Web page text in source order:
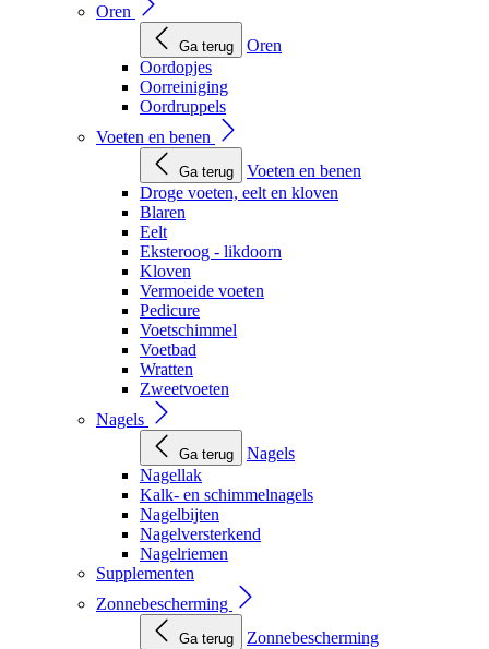
Oren
Ga terug
Oren
Oordopjes
Oorreiniging
Oordruppels
Voeten en benen
Ga terug
Voeten en benen
Droge voeten, eelt en kloven
Blaren
Eelt
Eksteroog - likdoorn
Kloven
Vermoeide voeten
Pedicure
Voetschimmel
Voetbad
Wratten
Zweetvoeten
Nagels
Ga terug
Nagels
Nagellak
Kalk- en schimmelnagels
Nagelbijten
Nagelversterkend
Nagelriemen
Supplementen
Zonnebescherming
Ga terug
Zonnebescherming